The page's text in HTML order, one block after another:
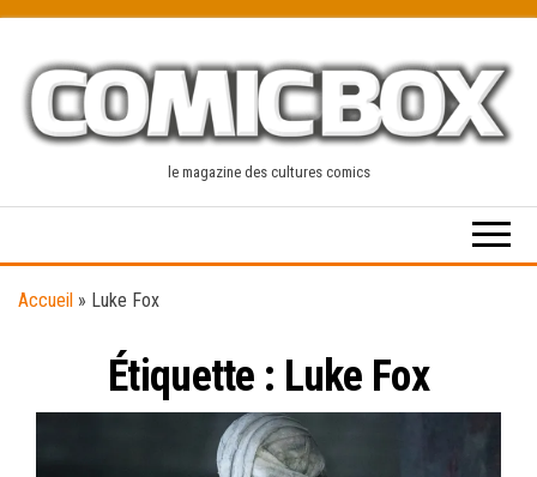
content
le magazine des cultures comics
Accueil » Luke Fox
Étiquette : Luke Fox